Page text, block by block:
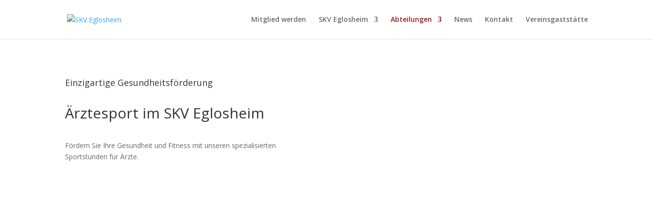
Mitglied werden SKV Eglosheim Abteilungen News Kontakt Vereinsgaststätte
Einzigartige Gesundheitsförderung
Ärztesport im SKV Eglosheim
Fördern Sie Ihre Gesundheit und Fitness mit unseren spezialisierten
Sportstunden für Ärzte.